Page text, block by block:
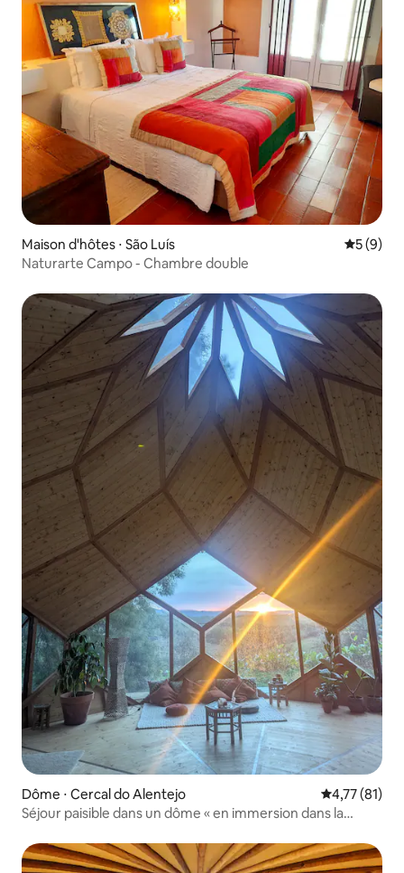
Maison d'hôtes ⋅ São Luís
5 (9)
Naturarte Campo - Chambre double
Dôme ⋅ Cercal do Alentejo Évaluation
4,77 (81)
Séjour paisible dans un dôme « en immersion dans la